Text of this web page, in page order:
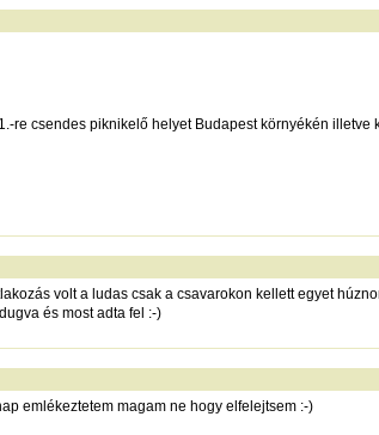
re csendes piknikelő helyet Budapest környékén
volt a ludas csak a csavarokon kellett egyet
és most adta fel :-)
emlékeztetem magam ne hogy elfelejtsem :-)